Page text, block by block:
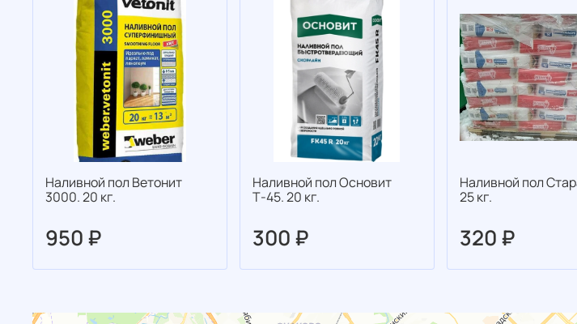
Наливной пол Ветонит
3000. 20 кг.
950 ₽
Наливной пол Основит
Т-45. 20 кг.
300 ₽
Наливной пол
25 кг.
320 ₽